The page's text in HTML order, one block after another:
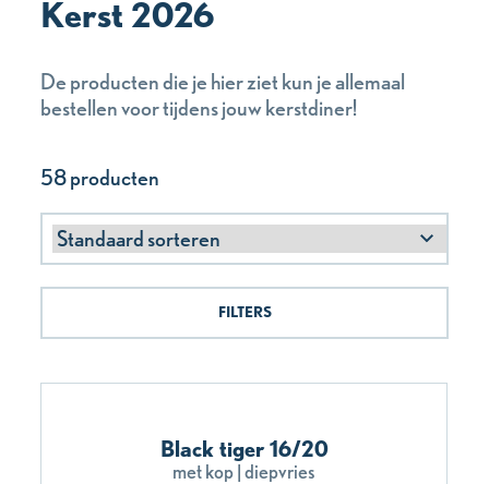
Kerst 2026
De producten die je hier ziet kun je allemaal
bestellen voor tijdens jouw kerstdiner!
58 producten
FILTERS
Black tiger 16/20
met kop | diepvries